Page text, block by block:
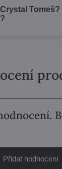
Tomeš?
Přidat hodnocení